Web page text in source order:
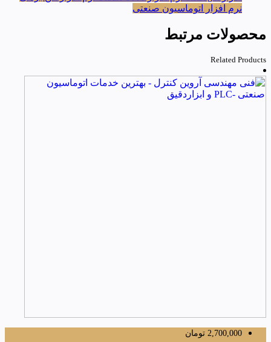
نرم افزار اتوماسیون صنعتی
محصولات مرتبط
Related Products
2,700,000 تومان